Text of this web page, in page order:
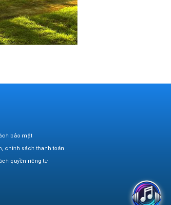
bảo mật
chính sách thanh toán
quyền riêng tư